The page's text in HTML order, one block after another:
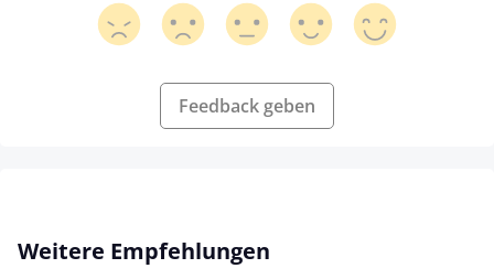
Feedback geben
Produktgalerie überspringen
Weitere Empfehlungen